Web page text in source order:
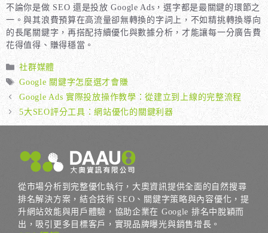
不論你是做 SEO 還是投放 Google Ads，選字都是最關鍵的環節之
一。與其浪費預算在高流量卻無轉換的字詞上，不如精挑轉換導向
的長尾關鍵字，再搭配持續優化與數據分析，才能讓每一分廣告費
花得值得、賺得穩當。
分
類
社群媒體
標
籤
Google 關鍵字怎麼選才會賺
Google Ads 實際投放操作教學：從建立到上線的完整流程
5大SEO評分工具：網站優化的關鍵利器
從市場分析到完整優化執行，大奧資訊提供全面的自然搜尋
排名解決方案，結合技術 SEO、關鍵字策略與內容優化，提
升網站效能與用戶體驗，協助企業在 Google 排名中脫穎而
出，吸引更多目標客戶，實現品牌曝光與銷售增長。